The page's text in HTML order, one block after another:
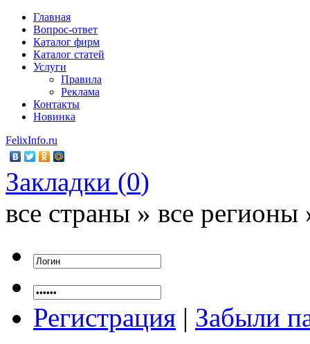
Главная
Вопрос-ответ
Каталог фирм
Каталог статей
Услуги
Правила
Реклама
Контакты
Новинка
FelixInfo.ru
Закладки (0)
все страны » все регионы
Регистрация | Забыли